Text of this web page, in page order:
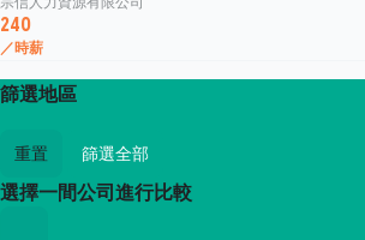
240
／時薪
篩選地區
重置 篩選全部
選擇一間公司進行比較